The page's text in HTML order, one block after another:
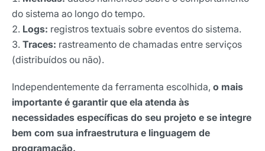
do sistema ao longo do tempo.
Logs: registros textuais sobre eventos do sistema.
Traces: rastreamento de chamadas entre serviços
(distribuídos ou não).
Independentemente da ferramenta escolhida, o mais
importante é garantir que ela atenda às
necessidades específicas do seu projeto e se integre
bem com sua infraestrutura e linguagem de
programação.